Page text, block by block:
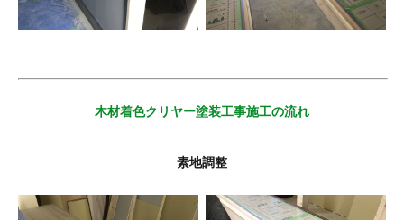
木材着色クリヤー塗装工事施工の流れ
素地調整